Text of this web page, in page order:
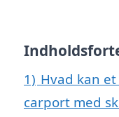
1) Hvad kan
carport med